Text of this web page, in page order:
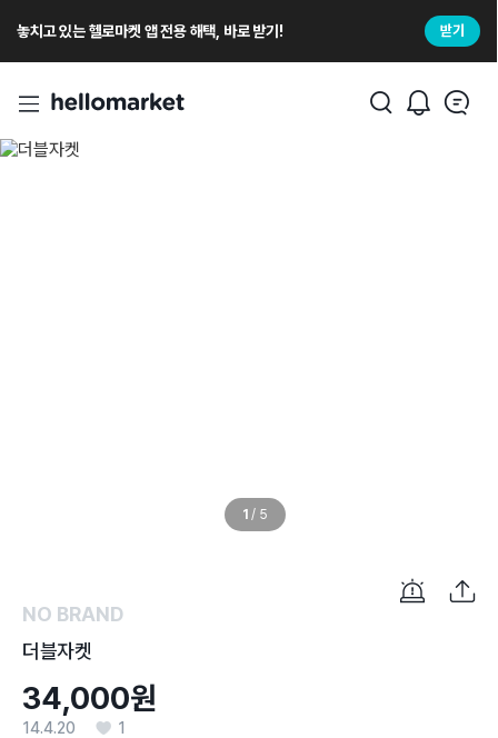
놓치고 있는 헬로마켓 앱 전용 해택, 바로 받기! 받기
1 / 5
NO BRAND
더블자켓
34,000원
14.4.20 1